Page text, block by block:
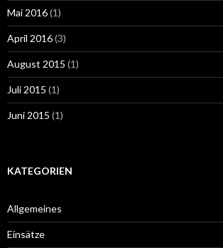
Mai 2016(1)
April 2016(3)
August 2015 (1)
Juli 2015 (1)
Juni 2015 (1)
KATEGORIEN
Allgemeines
Einsätze